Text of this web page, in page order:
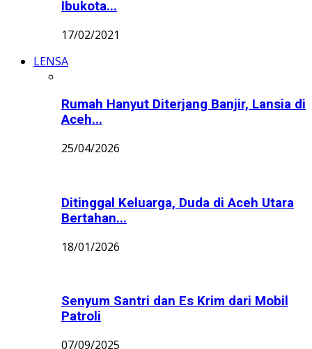
Ibukota...
17/02/2021
LENSA
Rumah Hanyut Diterjang Banjir, Lansia di
Aceh...
25/04/2026
Ditinggal Keluarga, Duda di Aceh Utara
Bertahan...
18/01/2026
Senyum Santri dan Es Krim dari Mobil
Patroli
07/09/2025